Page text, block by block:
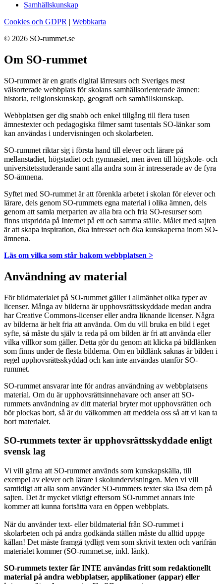
Samhällskunskap
Cookies och GDPR | Webbkarta
© 2026 SO-rummet.se
Om SO-rummet
SO-rummet är en gratis digital lärresurs och Sveriges mest
välsorterade webbplats för skolans samhällsorienterade ämnen:
historia, religionskunskap, geografi och samhällskunskap.
Webbplatsen ger dig snabb och enkel tillgång till flera tusen
ämnestexter och pedagogiska filmer samt tusentals SO-länkar som
kan användas i undervisningen och skolarbeten.
SO-rummet riktar sig i första hand till elever och lärare på
mellanstadiet, högstadiet och gymnasiet, men även till högskole- och
universitetsstuderande samt alla andra som är intresserade av de fyra
SO-ämnena.
Syftet med SO-rummet är att förenkla arbetet i skolan för elever och
lärare, dels genom SO-rummets egna material i olika ämnen, dels
genom att samla merparten av alla bra och fria SO-resurser som
finns utspridda på Internet på ett och samma ställe. Målet med sajten
är att skapa inspiration, öka intresset och öka kunskaperna inom SO-
ämnena.
Läs om vilka som står bakom webbplatsen >
Användning av material
För bildmaterialet på SO-rummet gäller i allmänhet olika typer av
licenser. Många av bilderna är upphovsrättsskyddade medan andra
har Creative Commons-licenser eller andra liknande licenser. Några
av bilderna är helt fria att använda. Om du vill bruka en bild i eget
syfte, så måste du själv ta reda på om bilden är fri att använda eller
vilka villkor som gäller. Detta gör du genom att klicka på bildlänken
som finns under de flesta bilderna. Om en bildlänk saknas är bilden i
regel upphovsrättsskyddad och kan inte användas utanför SO-
rummet.
SO-rummet ansvarar inte för andras användning av webbplatsens
material. Om du är upphovsrättsinnehavare och anser att SO-
rummets användning av ditt material bryter mot upphovsrätten och
bör plockas bort, så är du välkommen att meddela oss så att vi kan ta
bort materialet.
SO-rummets texter är upphovsrättsskyddade enligt
svensk lag
Vi vill gärna att SO-rummet används som kunskapskälla, till
exempel av elever och lärare i skolundervisningen. Men vi vill
samtidigt att alla som använder SO-rummets texter ska läsa dem på
sajten. Det är mycket viktigt eftersom SO-rummet annars inte
kommer att kunna fortsätta vara en öppen webbplats.
När du använder text- eller bildmaterial från SO-rummet i
skolarbeten och på andra godkända ställen måste du alltid uppge
källan! Det måste framgå tydligt vem som skrivit texten och varifrån
materialet kommer (SO-rummet.se, inkl. länk).
SO-rummets texter får INTE användas fritt som redaktionellt
material på andra webbplatser, applikationer (appar) eller